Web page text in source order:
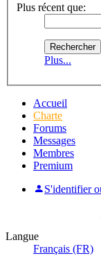
Plus récent que:
Plus...
Accueil
Charte
Forums
Messages
Membres
Premium
S'identifier
Langue
Français (FR)